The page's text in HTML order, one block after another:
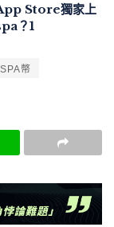
Store獨家上
？1
幣